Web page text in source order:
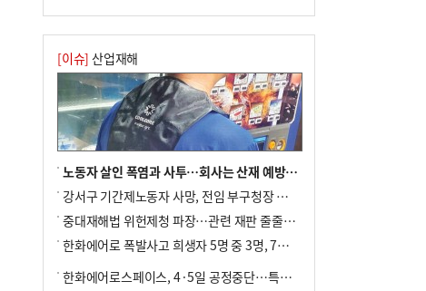
10 외국인 선원 ‘인신매매 경유지’ 된 부산…
우려가 현실로
[이슈] 산업재해
노동자 살인 폭염과 사투…회사는 산재 예방·전기료 절감 전력
강서구 기간제노동자 사망, 전임 부구청장 檢 송치
중대재해법 위헌제청 파장…관련 재판 줄줄이 브레이크
한화에어로 폭발사고 희생자 5명 중 3명, 7일 영면
한화에어로스페이스, 4·5일 공정중단…특별 안전점검